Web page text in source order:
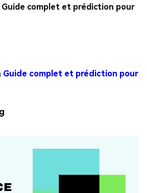
complet et prédiction pour
Guide complet et prédiction pour